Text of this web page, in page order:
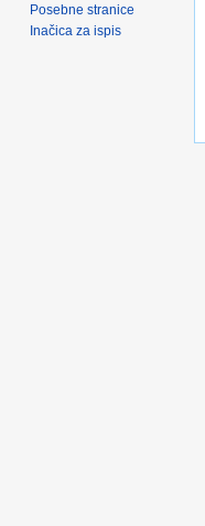
Posebne stranice
Inačica za ispis